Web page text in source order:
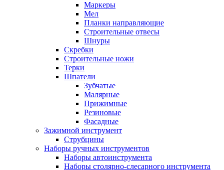
Маркеры
Мел
Планки направляющие
Строительные отвесы
Шнуры
Скребки
Строительные ножи
Терки
Шпатели
Зубчатые
Малярные
Прижимные
Резиновые
Фасадные
Зажимной инструмент
Струбцины
Наборы ручных инструментов
Наборы автоинструмента
Наборы столярно-слесарного инструмента